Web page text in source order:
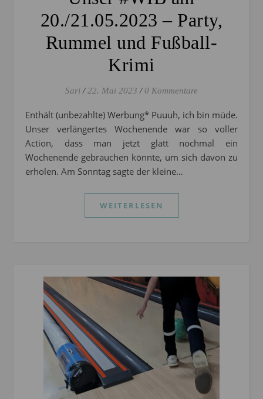
20./21.05.2023 – Party,
Rummel und Fußball-
Krimi
Sari / 22. Mai 2023 / 0 Kommentare
Enthält (unbezahlte) Werbung* Puuuh, ich bin müde.
Unser verlängertes Wochenende war so voller
Action, dass man jetzt glatt nochmal ein
Wochenende gebrauchen könnte, um sich davon zu
erholen. Am Sonntag sagte der kleine…
WEITERLESEN